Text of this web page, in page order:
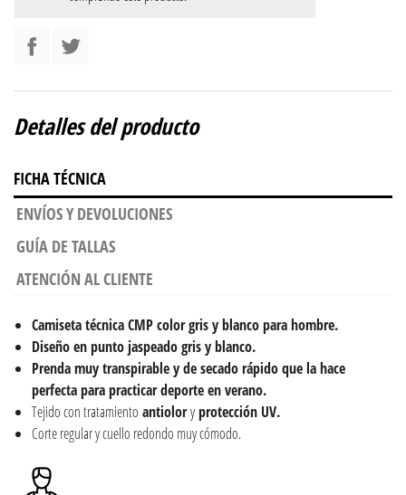
Detalles del producto
FICHA TÉCNICA
ENVÍOS Y DEVOLUCIONES
GUÍA DE TALLAS
ATENCIÓN AL CLIENTE
Camiseta técnica CMP color gris y blanco para hombre.
Diseño en punto jaspeado gris y blanco.
Prenda muy transpirable y de secado rápido que la hace
perfecta para practicar deporte en verano.
Tejido con tratamiento antioloryprotección UV.
Corte regular y cuello redondo muy cómodo.